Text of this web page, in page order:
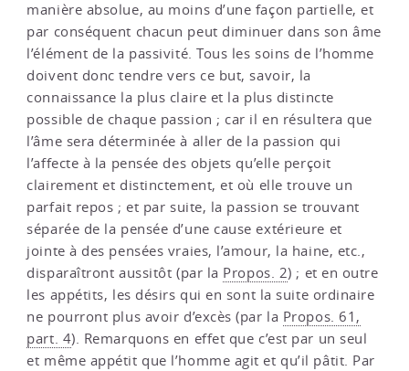
manière absolue, au moins d’une façon partielle, et
par conséquent chacun peut diminuer dans son âme
l’élément de la passivité. Tous les soins de l’homme
doivent donc tendre vers ce but, savoir, la
connaissance la plus claire et la plus distincte
possible de chaque passion ; car il en résultera que
l’âme sera déterminée à aller de la passion qui
l’affecte à la pensée des objets qu’elle perçoit
clairement et distinctement, et où elle trouve un
parfait repos ; et par suite, la passion se trouvant
séparée de la pensée d’une cause extérieure et
jointe à des pensées vraies, l’amour, la haine, etc.,
disparaîtront aussitôt (par la Propos. 2) ; et en outre
les appétits, les désirs qui en sont la suite ordinaire
ne pourront plus avoir d’excès (par la Propos. 61,
part. 4). Remarquons en effet que c’est par un seul
et même appétit que l’homme agit et qu’il pâtit. Par